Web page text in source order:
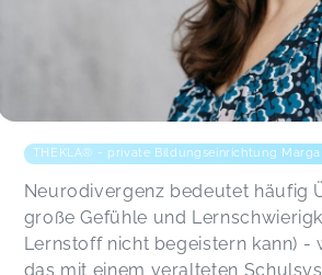
THEKLA® - private Bildungseinrichtung Marga
Neurodivergenz bedeutet häufig
große Gefühle und
Lernstoff nicht begeistern kann) -
das mit einem veralteten